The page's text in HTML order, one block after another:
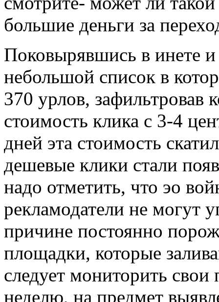
большие деньги за
Поковырявшись в инете и
небольшой список в
370 урлов, зафильтровав
стоимость клика с 3-4
дней эта стоимость
дешевые клики стали
надо отметить, что эо
рекламодатели не могут
причине постоянно
площадки, которые
следует мониторить
неделю, на предмет